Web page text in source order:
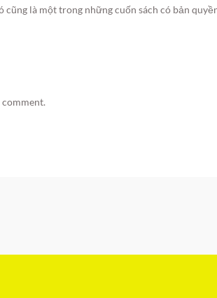
cũng là một trong những cuốn sách có bản